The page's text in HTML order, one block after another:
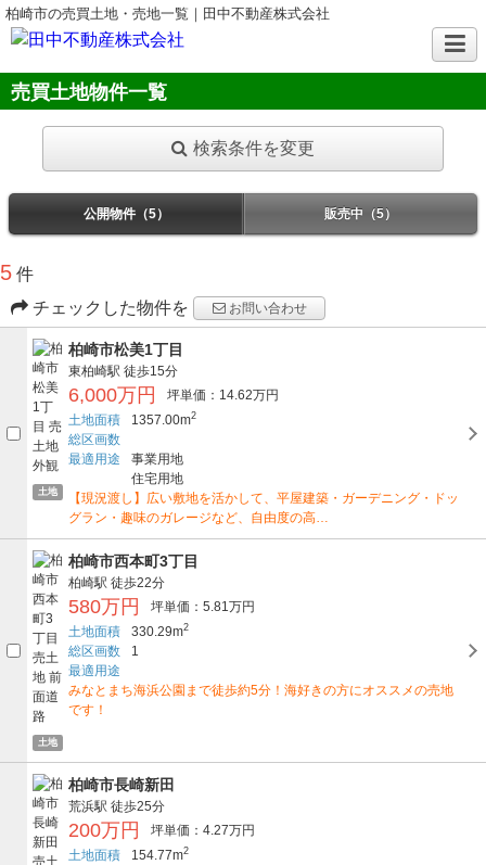
柏崎市の売買土地・売地一覧｜田中不動産株式会社
売買土地物件一覧
検索条件を変更
公開物件（5） 販売中（5）
5 件
チェックした物件を
お問い合わせ
土地
柏崎市松美1丁目
東柏崎駅 徒歩15分
6,000万円
坪単価：14.62万円
土地面積
1357.00m2
総区画数
最適用途
事業用地
住宅用地
【現況渡し】広い敷地を活かして、平屋建築・ガーデニング・ドッ
グラン・趣味のガレージなど、自由度の高…
土地
柏崎市西本町3丁目
柏崎駅 徒歩22分
580万円
坪単価：5.81万円
土地面積
330.29m2
総区画数
1
最適用途
みなとまち海浜公園まで徒歩約5分！海好きの方にオススメの売地
です！
柏崎市長崎新田
荒浜駅 徒歩25分
200万円
坪単価：4.27万円
土地面積
154.77m2